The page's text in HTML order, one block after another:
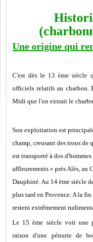
Une origine qui
C'est dès le 13 ème siècle
officiels relatifs au charbon.
Midi que l'on extrait le
Son exploitation est
champ, creusant des trous de
est transporté à dos
affleurements » près Alès, au
Dauphiné. Au 14 ème siècle
plus tard en Provence. A la
restent extrêmement
Le 15 ème siècle voit une
raison d'une pénurie de